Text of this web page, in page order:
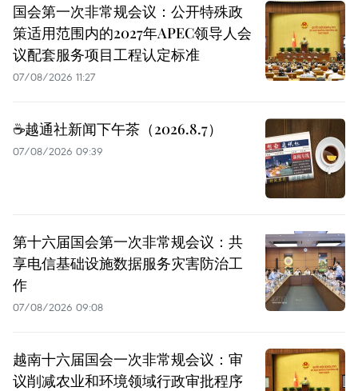
国会第一次非常规会议：公开特殊政
策适用范围内的2027年APEC领导人会
议配套服务项目工程认定标准
07/08/2026 11:27
☕️越通社新闻下午茶（2026.8.7）
07/08/2026 09:39
第十六届国会第一次非常规会议：共
享电信基础设施数据服务灾害防治工
作
07/08/2026 09:08
越南十六届国会一次非常规会议：审
议削减农业和环境领域行政审批程序